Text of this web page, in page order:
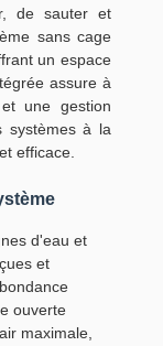
de sauter et
sans cage
un espace
assure à
une gestion
systèmes à la
efficace.
d'eau et
et
ouverte
maximale,